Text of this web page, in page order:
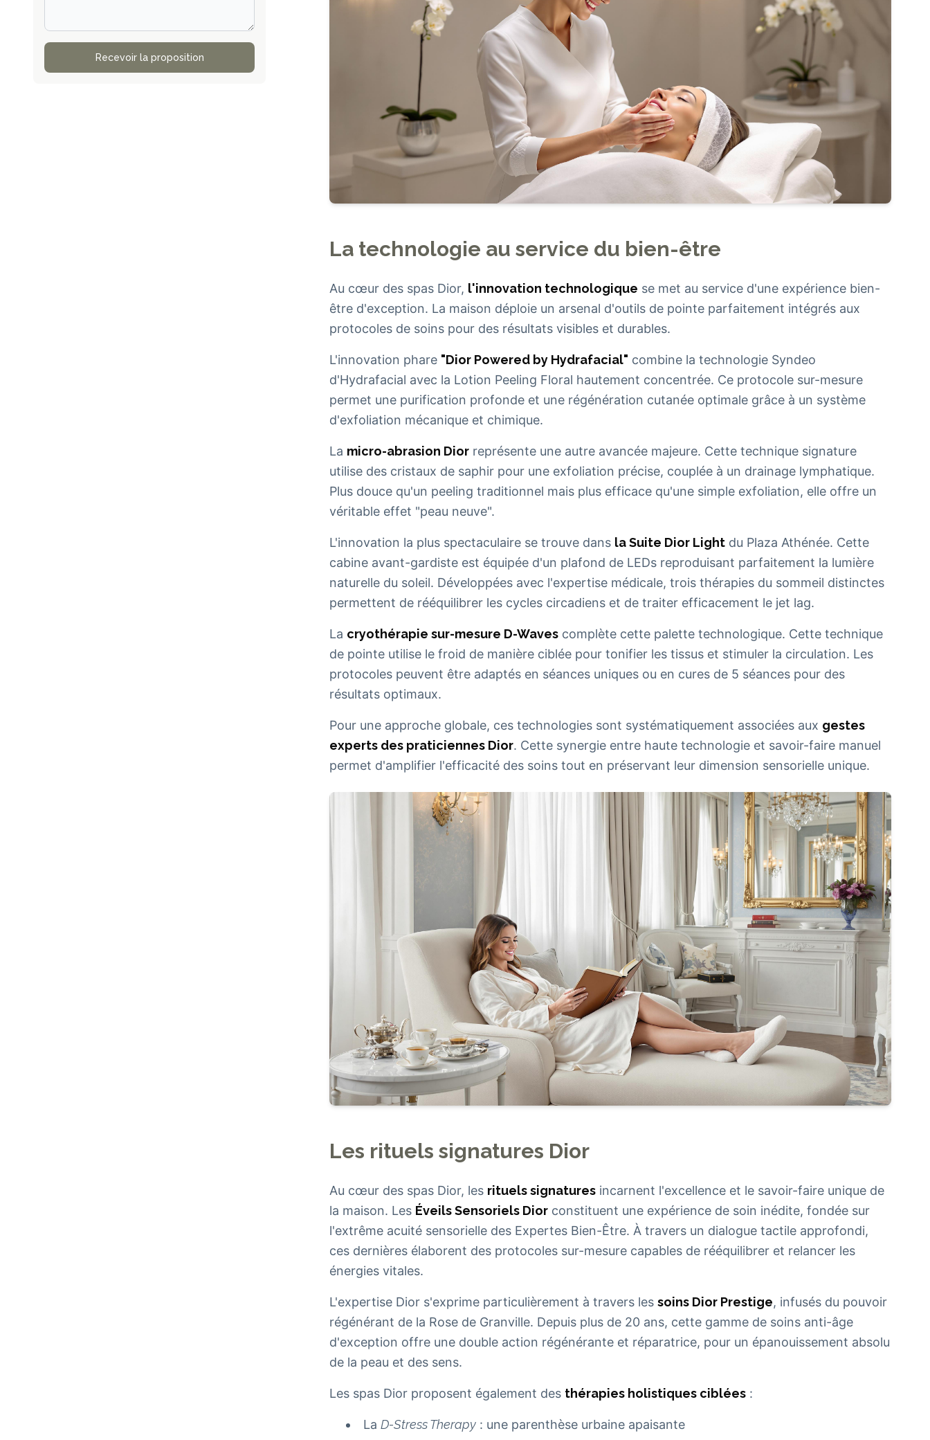
Recevoir la proposition
La technologie au service du bien-être
Au cœur des spas Dior, l'innovation technologique se met au service d'une expérience bien-
être d'exception. La maison déploie un arsenal d'outils de pointe parfaitement intégrés aux
protocoles de soins pour des résultats visibles et durables.
L'innovation phare "Dior Powered by Hydrafacial" combine la technologie Syndeo
d'Hydrafacial avec la Lotion Peeling Floral hautement concentrée. Ce protocole sur-mesure
permet une purification profonde et une régénération cutanée optimale grâce à un système
d'exfoliation mécanique et chimique.
La micro-abrasion Dior représente une autre avancée majeure. Cette technique signature
utilise des cristaux de saphir pour une exfoliation précise, couplée à un drainage lymphatique.
Plus douce qu'un peeling traditionnel mais plus efficace qu'une simple exfoliation, elle offre un
véritable effet "peau neuve".
L'innovation la plus spectaculaire se trouve dans la Suite Dior Light du Plaza Athénée. Cette
cabine avant-gardiste est équipée d'un plafond de LEDs reproduisant parfaitement la lumière
naturelle du soleil. Développées avec l'expertise médicale, trois thérapies du sommeil distinctes
permettent de rééquilibrer les cycles circadiens et de traiter efficacement le jet lag.
La cryothérapie sur-mesure D-Waves complète cette palette technologique. Cette technique
de pointe utilise le froid de manière ciblée pour tonifier les tissus et stimuler la circulation. Les
protocoles peuvent être adaptés en séances uniques ou en cures de 5 séances pour des
résultats optimaux.
Pour une approche globale, ces technologies sont systématiquement associées aux gestes
experts des praticiennes Dior. Cette synergie entre haute technologie et savoir-faire manuel
permet d'amplifier l'efficacité des soins tout en préservant leur dimension sensorielle unique.
Les rituels signatures Dior
Au cœur des spas Dior, les rituels signatures incarnent l'excellence et le savoir-faire unique de
la maison. Les Éveils Sensoriels Dior constituent une expérience de soin inédite, fondée sur
l'extrême acuité sensorielle des Expertes Bien-Être. À travers un dialogue tactile approfondi,
ces dernières élaborent des protocoles sur-mesure capables de rééquilibrer et relancer les
énergies vitales.
L'expertise Dior s'exprime particulièrement à travers les soins Dior Prestige, infusés du pouvoir
régénérant de la Rose de Granville. Depuis plus de 20 ans, cette gamme de soins anti-âge
d'exception offre une double action régénérante et réparatrice, pour un épanouissement absolu
de la peau et des sens.
Les spas Dior proposent également des thérapies holistiques ciblées :
La D-Stress Therapy : une parenthèse urbaine apaisante